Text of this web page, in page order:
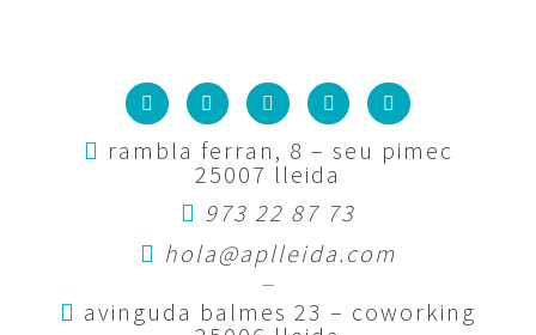
rambla ferran, 8 – seu pimec
25007 lleida
973 22 87 73
hola@aplleida.com
—
avinguda balmes 23 – coworking